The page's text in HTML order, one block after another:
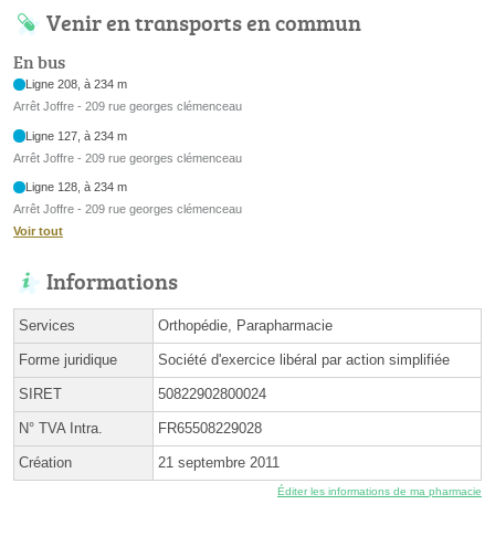
Venir en transports en commun
En bus
Ligne 208, à 234 m
Arrêt Joffre - 209 rue georges clémenceau
Ligne 127, à 234 m
Arrêt Joffre - 209 rue georges clémenceau
Ligne 128, à 234 m
Arrêt Joffre - 209 rue georges clémenceau
Voir tout
Informations
Services Orthopédie, Parapharmacie
Forme juridique Société d'exercice libéral par action simplifiée
SIRET 50822902800024
N° TVA Intra. FR65508229028
Création 21 septembre 2011
Éditer les informations de ma pharmacie